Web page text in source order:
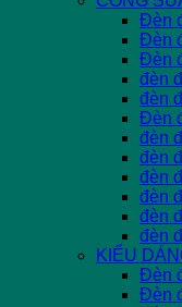
Đèn
Đèn
Đèn
đèn
đèn
Đèn
đèn
đèn
đèn
đèn
đèn
đèn
KIỂU
Đèn
Đèn